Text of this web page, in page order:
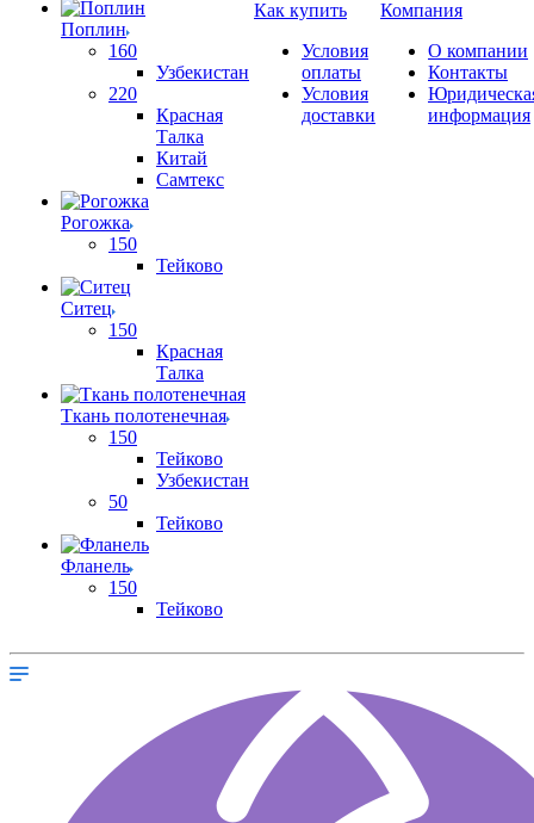
Поплин
160
Узбекистан
220
Красная
Талка
Китай
Самтекс
Рогожка
150
Тейково
Ситец
150
Красная
Талка
Ткань полотенечная
150
Тейково
Узбекистан
50
Тейково
Фланель
150
Тейково
Как купить
Условия
оплаты
Условия
доставки
Компания
О компании
Контакты
информация